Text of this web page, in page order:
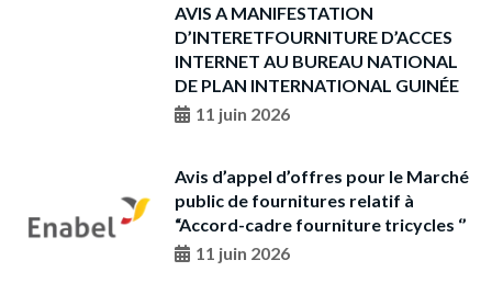
AVIS A MANIFESTATION
D’INTERETFOURNITURE D’ACCES
INTERNET AU BUREAU NATIONAL
DE PLAN INTERNATIONAL GUINÉE
11 juin 2026
Avis d’appel d’offres pour le Marché
public de fournitures relatif à
“Accord-cadre fourniture tricycles ‘’
11 juin 2026